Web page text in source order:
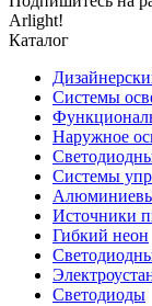
Arlight!
Каталог
Системы
Наружное
Системы
Источники
Гибкий неон
Светодиоды